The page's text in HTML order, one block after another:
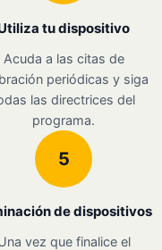
tu dispositivo
Acuda a las citas de
periódicas y siga
las directrices del
programa.
5
de dispositivos
vez que finalice el